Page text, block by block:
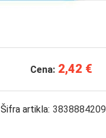
Cena: 2,42 €
Šifra artikla: